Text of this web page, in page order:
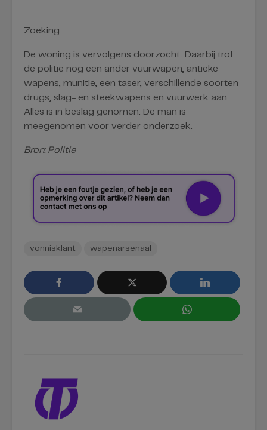
Zoeking
De woning is vervolgens doorzocht. Daarbij trof
de politie nog een ander vuurwapen, antieke
wapens, munitie, een taser, verschillende soorten
drugs, slag- en steekwapens en vuurwerk aan.
Alles is in beslag genomen. De man is
meegenomen voor verder onderzoek.
Bron: Politie
vonnisklant wapenarsenaal